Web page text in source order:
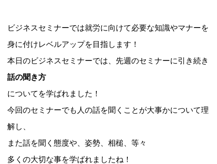
ビジネスセミナーでは就労に向けて必要な知識やマナーを
身に付けレベルアップを目指します！
本日のビジネスセミナーでは、先週のセミナーに引き続き
話の聞き方
についてを学ばれました！
今回のセミナーでも人の話を聞くことが大事かについて理
解し、
また話を聞く態度や、姿勢、相槌、等々
多くの大切な事を学ばれましたね！